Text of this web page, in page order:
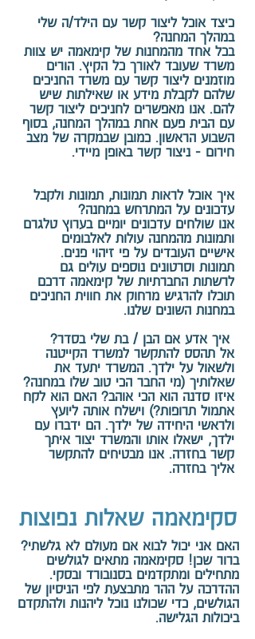
כיצד אוכל ליצור קשר עם הילד/ה שלי
במהלך המחנה?
בכל אחד מהמחנות של קימאמה יש צוות
משרד שעובד לאורך כל הקיץ. הורים
מוזמנים ליצור קשר עם משרד החניכים
שלהם לקבלת מידע או שאילתות שיש
להם. אנו מאפשרים לחניכים ליצור קשר
עם הבית פעם אחת במהלך המחנה, בסוף
השבוע הראשון. כמובן שבמקרה של מצב
חירום - ניצור קשר באופן מיידי.
איך אוכל לראות תמונות, תמונות ולקבל
עדכונים על המתרחש במחנה?
אנו שולחים עדכונים יומיים בערוץ טלגרם
ותמונות מהמחנה עולות לאלבומים
אישיים העובדים על פי זיהוי פנים.
תמונות וסרטונים נוספים עולים גם
לרשתות החברתיות של קימאמה דרכם
תוכלו להרגיש מרחוק את חווית החניכים
במחנות השונים שלנו.
איך אדע אם הבן / בת שלי בסדר?
אל תהסס להתקשר למשרד הקייטנה
ולשאול על ילדך. המשרד יתעד את
שאלותיך (מי החבר הכי טוב שלו במחנה?
איזו סדנה הוא הכי אוהב? האם הוא לקח
אתמול תרופות?) וישלח אותה ליועץ
ולראשי היחידה של ילדך. הם ידברו עם
ילדך, ישאלו אותו והמשרד יצור איתך
קשר בחזרה. אנו מבטיחים להתקשר
אליך בחזרה.
סקימאמה שאלות נפוצות
האם אני יכול לבוא אם מעולם לא גלשתי?
ברור שכן! סקימאמה מתאים לגולשים
מתחילים ומתקדמים בסנובורד ובסקי.
ההדרכה על ההר מתבצעת לפי הניסיון של
הגולשים, כדי שכולנו נוכל ליהנות ולהתקדם
ביכולות הגלישה.